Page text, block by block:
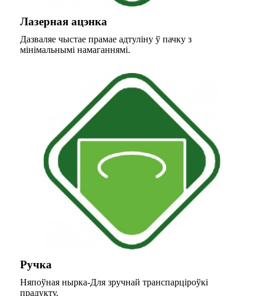
Лазерная ацэнка
Дазваляе чыстае прамае адтуліну ў пачку з
мінімальнымі намаганнямі.
Ручка
Няпоўная нырка-Для зручнай транспарціроўкі
прадукту.